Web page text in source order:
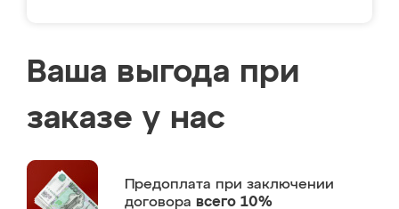
Ваша выгода при
заказе у нас
Предоплата при заключении
договора всего 10%